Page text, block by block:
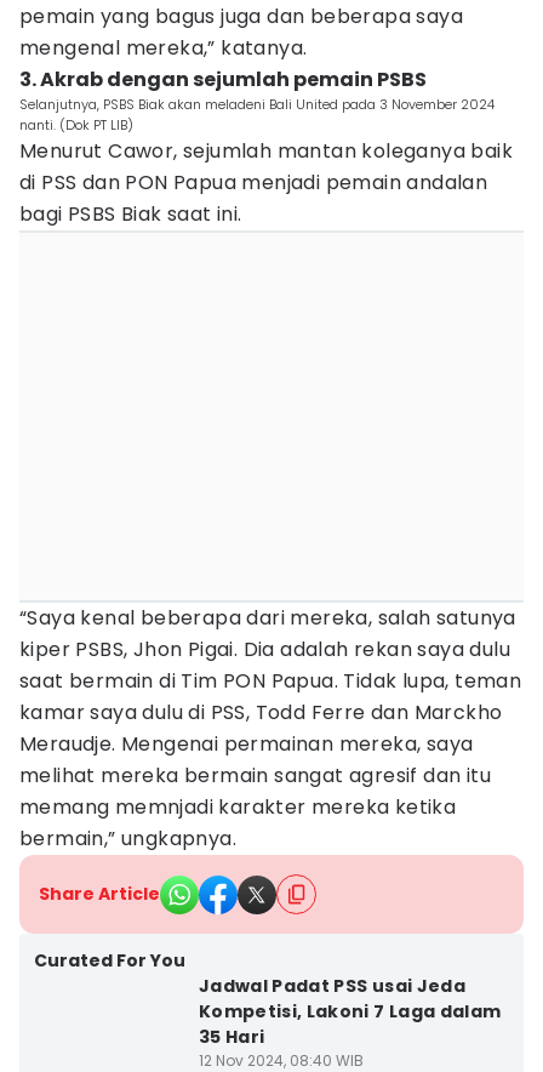
pemain yang bagus juga dan beberapa saya
mengenal mereka,” katanya.
3. Akrab dengan sejumlah pemain PSBS
Selanjutnya, PSBS Biak akan meladeni Bali United pada 3 November 2024
nanti. (Dok PT LIB)
Menurut Cawor, sejumlah mantan koleganya baik
di PSS dan PON Papua menjadi pemain andalan
bagi PSBS Biak saat ini.
“Saya kenal beberapa dari mereka, salah satunya
kiper PSBS, Jhon Pigai. Dia adalah rekan saya dulu
saat bermain di Tim PON Papua. Tidak lupa, teman
kamar saya dulu di PSS, Todd Ferre dan Marckho
Meraudje. Mengenai permainan mereka, saya
melihat mereka bermain sangat agresif dan itu
memang memnjadi karakter mereka ketika
bermain,” ungkapnya.
Share Article
Curated For You
Jadwal Padat PSS usai Jeda
Kompetisi, Lakoni 7 Laga dalam
35 Hari
12 Nov 2024, 08:40 WIB